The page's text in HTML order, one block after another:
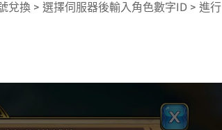
換 > 選擇伺服器後輸入角色數字ID > 進行